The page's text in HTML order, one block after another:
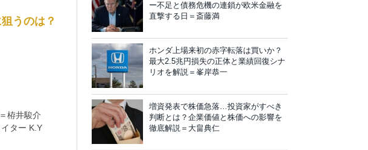
うのは？
栫井駿介
ター K.Y
ー不足と債務危機の連鎖が欧米金融を
直撃する日＝斎藤満
ホンダ上場来初の赤字転落は買いか？
最大2.5兆円損失の正体と業績回復シナ
リオを解説＝峯岸恭一
増資発表で株価急落…投資家がすべき
判断とは？企業価値と株価への影響を
徹底解説＝大畠典仁